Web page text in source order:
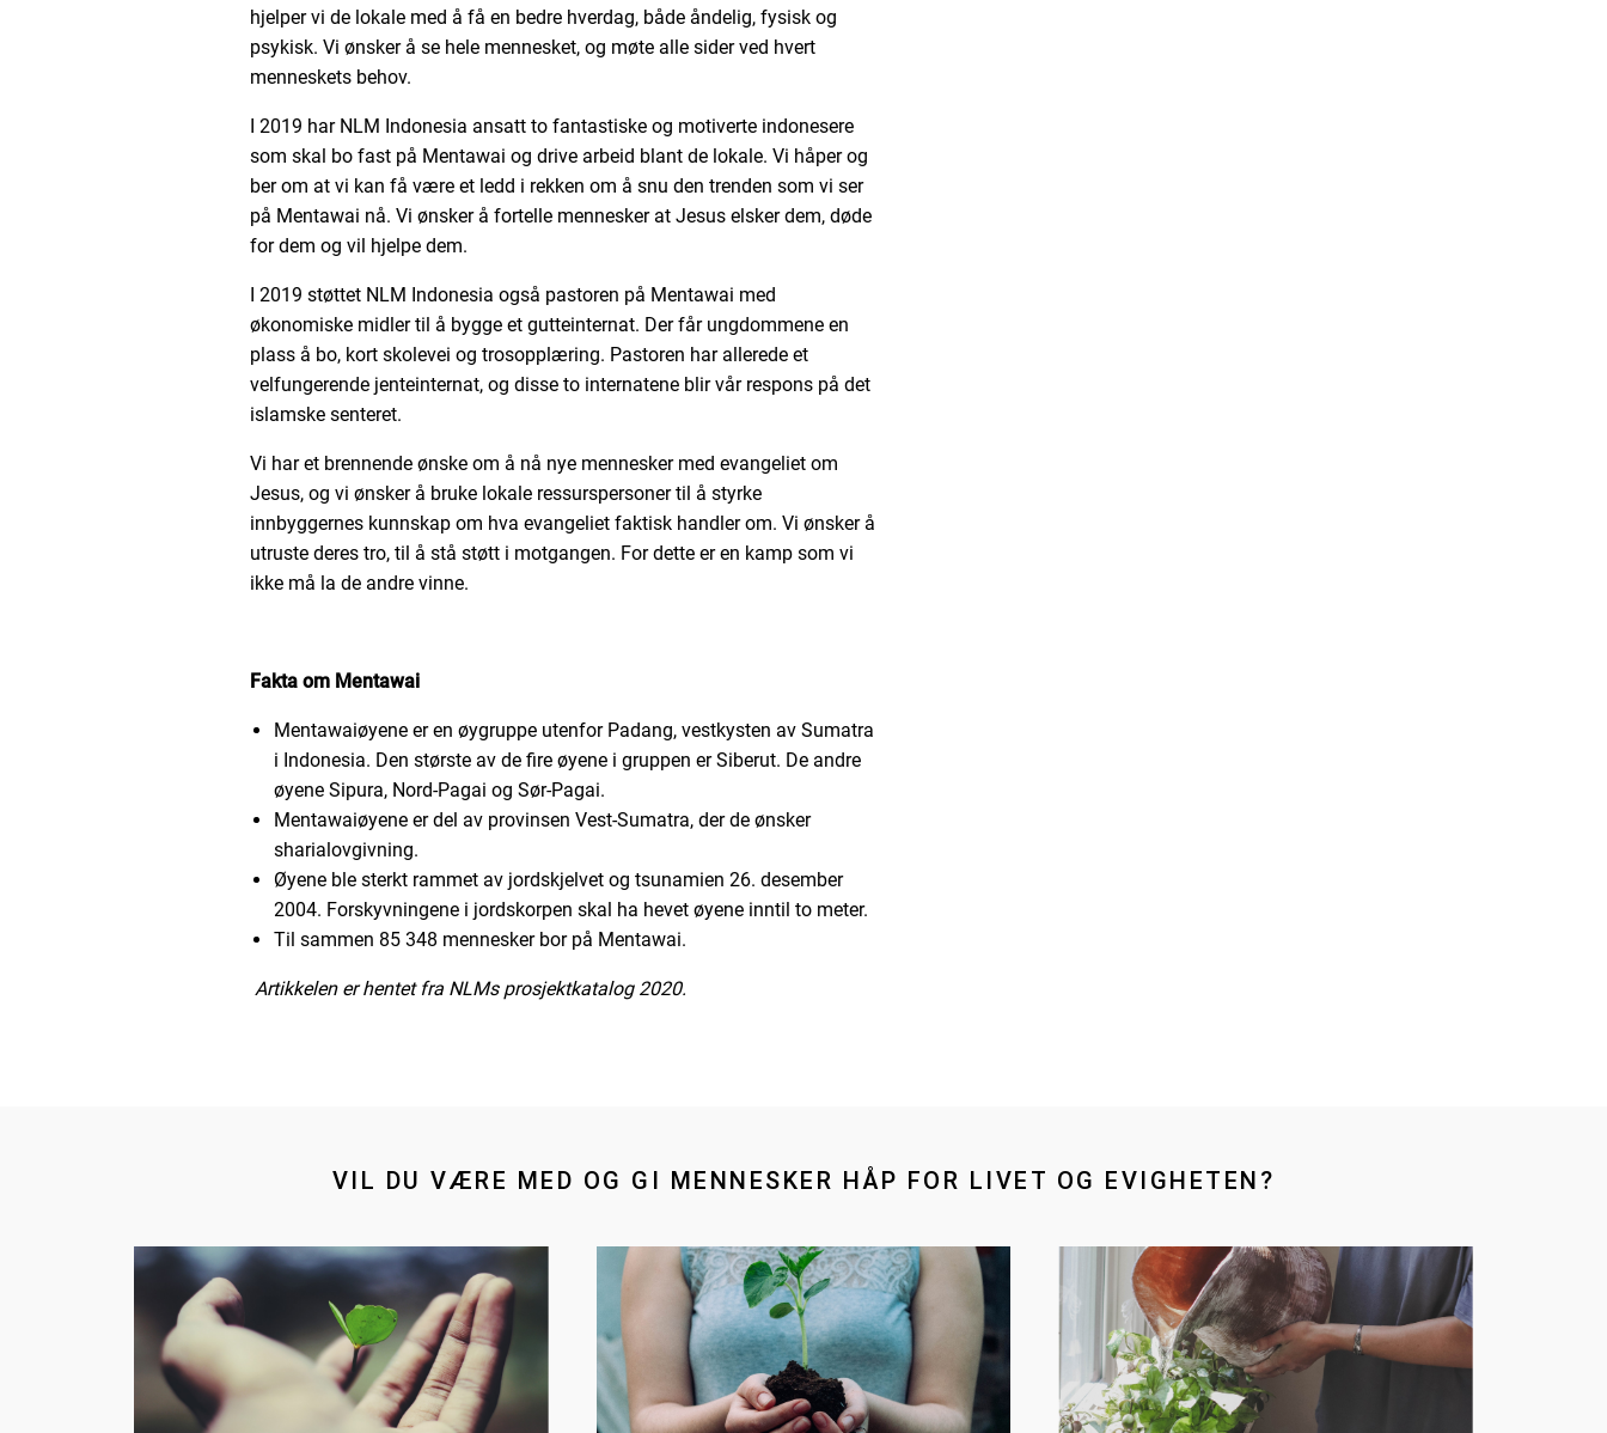
hjelper vi de lokale med å få en bedre hverdag, både åndelig, fysisk og
psykisk. Vi ønsker å se hele mennesket, og møte alle sider ved hvert
menneskets behov.
I 2019 har NLM Indonesia ansatt to fantastiske og motiverte indonesere
som skal bo fast på Mentawai og drive arbeid blant de lokale. Vi håper og
ber om at vi kan få være et ledd i rekken om å snu den trenden som vi ser
på Mentawai nå. Vi ønsker å fortelle mennesker at Jesus elsker dem, døde
for dem og vil hjelpe dem.
I 2019 støttet NLM Indonesia også pastoren på Mentawai med
økonomiske midler til å bygge et gutteinternat. Der får ungdommene en
plass å bo, kort skolevei og trosopplæring. Pastoren har allerede et
velfungerende jenteinternat, og disse to internatene blir vår respons på det
islamske senteret.
Vi har et brennende ønske om å nå nye mennesker med evangeliet om
Jesus, og vi ønsker å bruke lokale ressurspersoner til å styrke
innbyggernes kunnskap om hva evangeliet faktisk handler om. Vi ønsker å
utruste deres tro, til å stå støtt i motgangen. For dette er en kamp som vi
ikke må la de andre vinne.
Fakta om Mentawai
Mentawaiøyene er en øygruppe utenfor Padang, vestkysten av Sumatra
i Indonesia. Den største av de fire øyene i gruppen er Siberut. De andre
øyene Sipura, Nord-Pagai og Sør-Pagai.
Mentawaiøyene er del av provinsen Vest-Sumatra, der de ønsker
sharialovgivning.
Øyene ble sterkt rammet av jordskjelvet og tsunamien 26. desember
2004. Forskyvningene i jordskorpen skal ha hevet øyene inntil to meter.
Til sammen 85 348 mennesker bor på Mentawai.
Artikkelen er hentet fra NLMs prosjektkatalog 2020.
VIL DU VÆRE MED OG GI MENNESKER HÅP FOR LIVET OG EVIGHETEN?